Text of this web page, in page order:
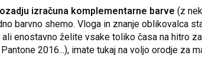
izračuna komplementarne barve (z
barvno shemo. Vloga in znanje oblikovalca
enostavno želite vsake toliko časa na hitro
2016...), imate tukaj na voljo orodje za